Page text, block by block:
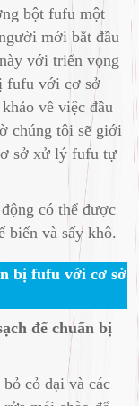
bột fufu một
mới bắt đầu
với triển vọng
fufu với cơ sở
về việc đầu
chúng tôi sẽ giới
sở xử lý fufu tự
có thể được
biến và sấy khô.
bị fufu với cơ sở
để chuẩn bị
cỏ dại và các